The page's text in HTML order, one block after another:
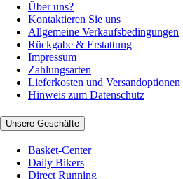
Über uns?
Kontaktieren Sie uns
Allgemeine Verkaufsbedingungen
Rückgabe & Erstattung
Impressum
Zahlungsarten
Lieferkosten und Versandoptionen
Hinweis zum Datenschutz
Unsere Geschäfte
Basket-Center
Daily Bikers
Direct Running